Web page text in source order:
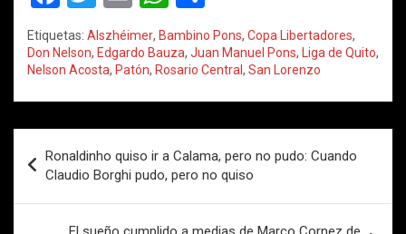
a
ce
b
o
o
k
wi
tt
er
ail at
s
A
p
p
o
m
p
ar
tir
Etiquetas: Alszhéimer, Bambino Pons, Copa Libertadores,
Don Nelson, Edgardo Bauza, Juan Manuel Pons, Liga de Quito,
Nelson Acosta, Patón, Rosario Central , San Lorenzo
de
entradas
Ronaldinho quiso ir a Calama, pero no pudo: Cuando
Claudio Borghi pudo, pero no quiso